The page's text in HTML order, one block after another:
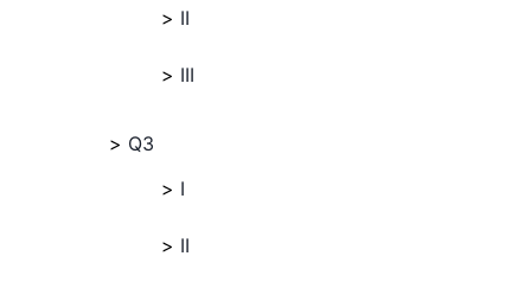
II
III
Q3
I
II